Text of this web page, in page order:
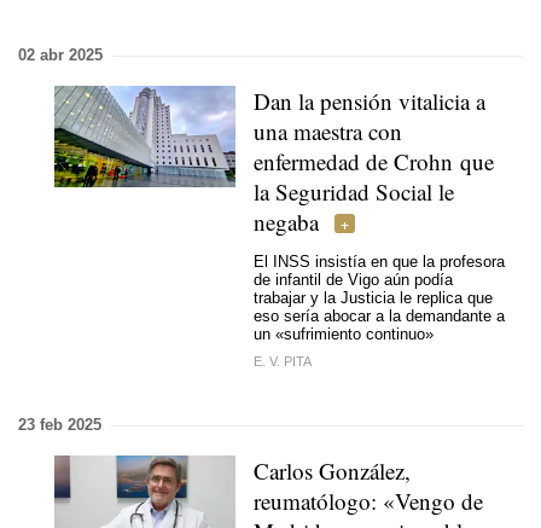
02 abr 2025
Dan la pensión vitalicia a
una maestra con
enfermedad de Crohn que
la Seguridad Social le
negaba
El INSS insistía en que la profesora
de infantil de Vigo aún podía
trabajar y la Justicia le replica que
eso sería abocar a la demandante a
un «sufrimiento continuo»
E. V. PITA
23 feb 2025
Carlos González,
reumatólogo: «Vengo de